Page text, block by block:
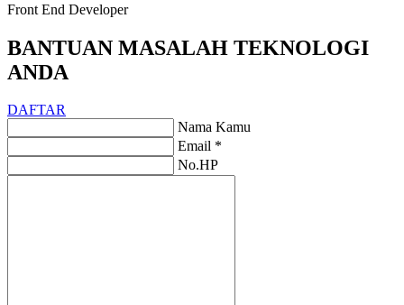
Front End Developer
BANTUAN MASALAH TEKNOLOGI
ANDA
DAFTAR
Nama Kamu
Email *
No.HP